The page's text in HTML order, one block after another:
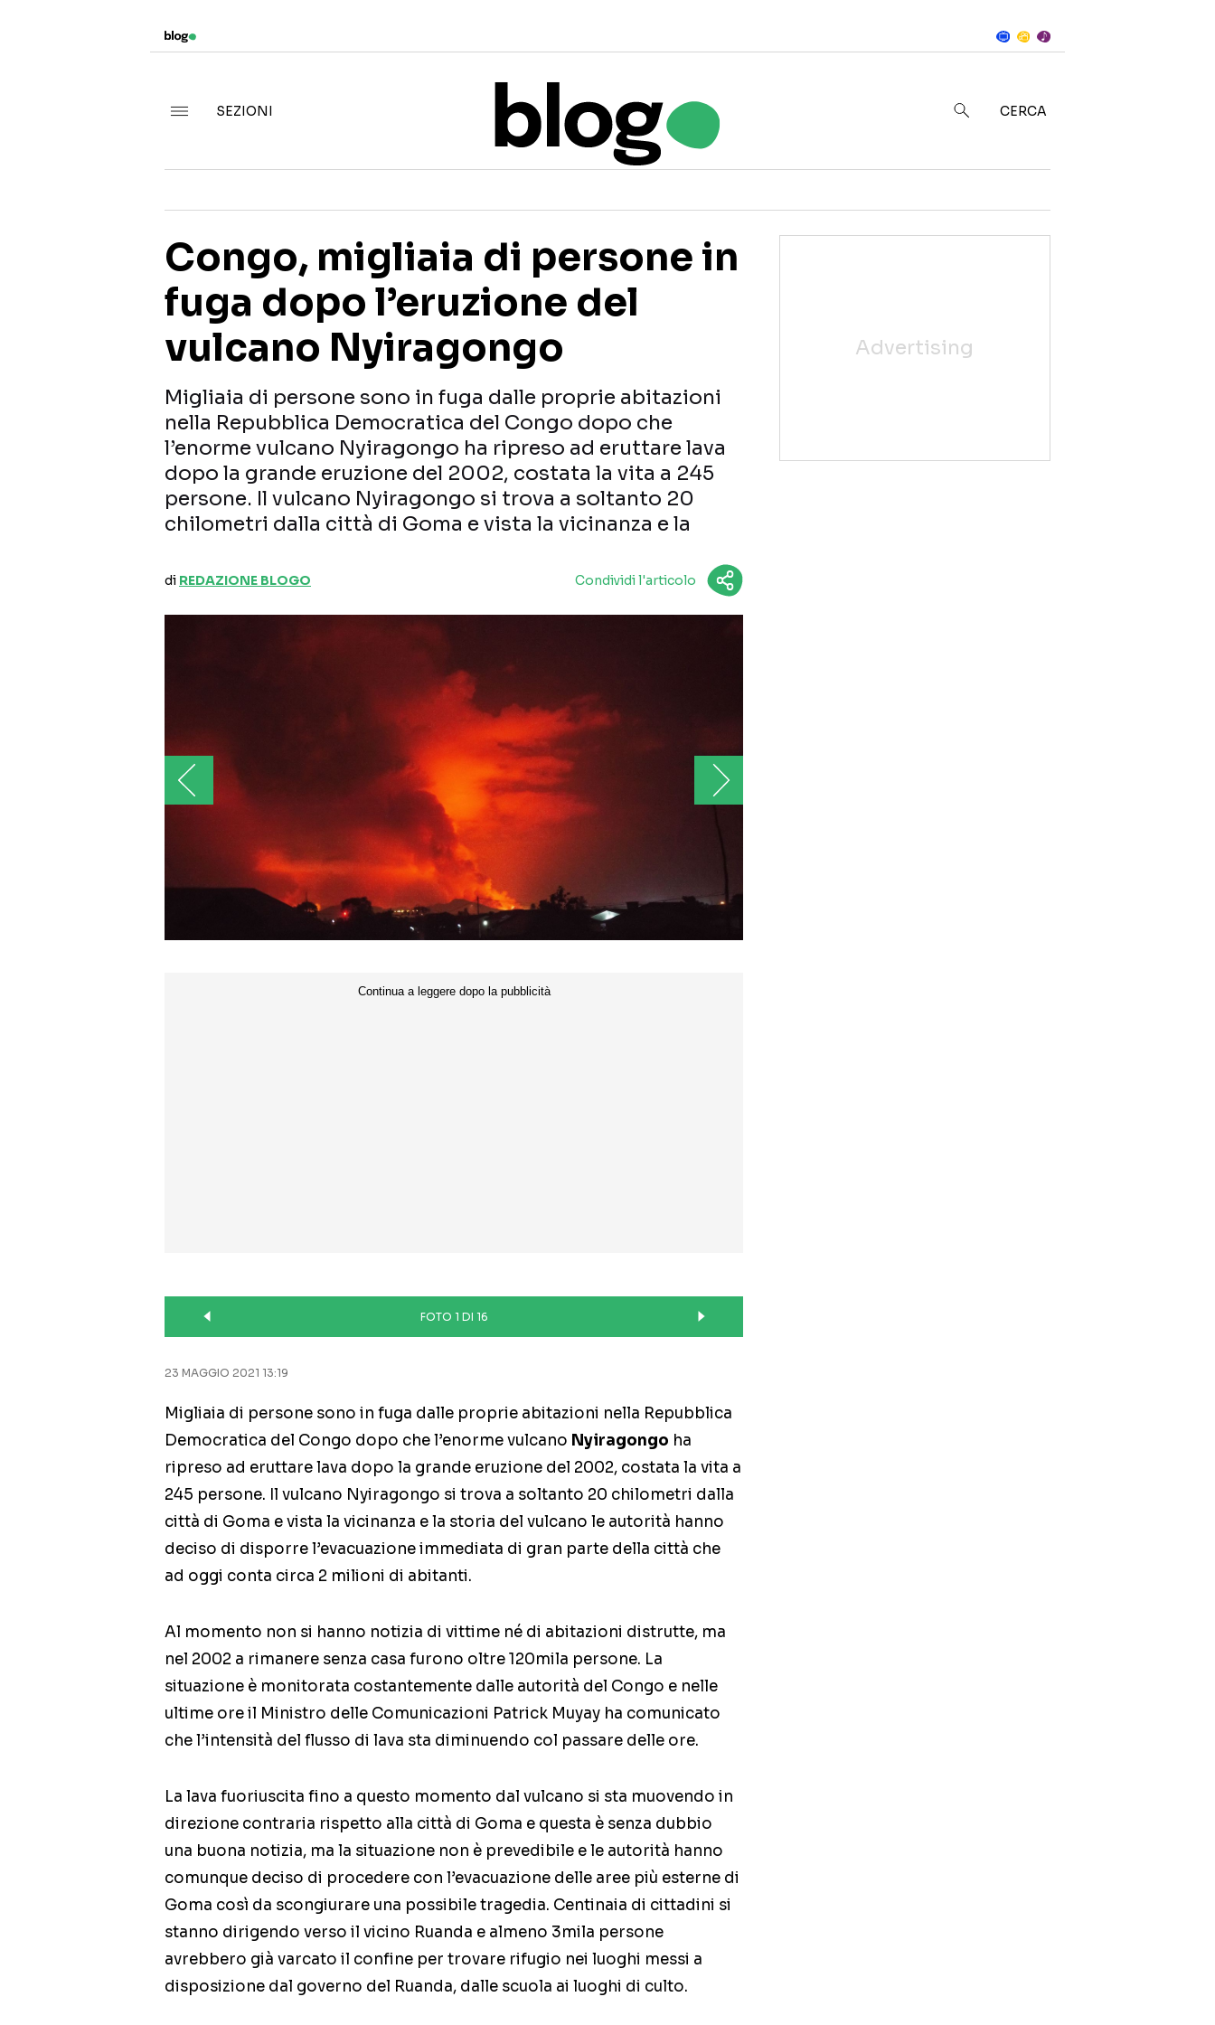
in Notizie
SEZIONI CERCA
Congo, migliaia di persone in
fuga dopo l’eruzione del
vulcano Nyiragongo
Migliaia di persone sono in fuga dalle proprie abitazioni
nella Repubblica Democratica del Congo dopo che
l’enorme vulcano Nyiragongo ha ripreso ad eruttare lava
dopo la grande eruzione del 2002, costata la vita a 245
persone. Il vulcano Nyiragongo si trova a soltanto 20
chilometri dalla città di Goma e vista la vicinanza e la
di REDAZIONE BLOGO Condividi l'articolo
FOTO 1 DI 16
23 MAGGIO 2021 13:19
Migliaia di persone sono in fuga dalle proprie abitazioni nella Repubblica
Democratica del Congo dopo che l’enorme vulcano Nyiragongo ha
ripreso ad eruttare lava dopo la grande eruzione del 2002, costata la vita a
245 persone. Il vulcano Nyiragongo si trova a soltanto 20 chilometri dalla
città di Goma e vista la vicinanza e la storia del vulcano le autorità hanno
deciso di disporre l’evacuazione immediata di gran parte della città che
ad oggi conta circa 2 milioni di abitanti.
Al momento non si hanno notizia di vittime né di abitazioni distrutte, ma
nel 2002 a rimanere senza casa furono oltre 120mila persone. La
situazione è monitorata costantemente dalle autorità del Congo e nelle
ultime ore il Ministro delle Comunicazioni Patrick Muyay ha comunicato
che l’intensità del flusso di lava sta diminuendo col passare delle ore.
La lava fuoriuscita fino a questo momento dal vulcano si sta muovendo in
direzione contraria rispetto alla città di Goma e questa è senza dubbio
una buona notizia, ma la situazione non è prevedibile e le autorità hanno
comunque deciso di procedere con l’evacuazione delle aree più esterne di
Goma così da scongiurare una possibile tragedia. Centinaia di cittadini si
stanno dirigendo verso il vicino Ruanda e almeno 3mila persone
avrebbero già varcato il confine per trovare rifugio nei luoghi messi a
disposizione dal governo del Ruanda, dalle scuola ai luoghi di culto.